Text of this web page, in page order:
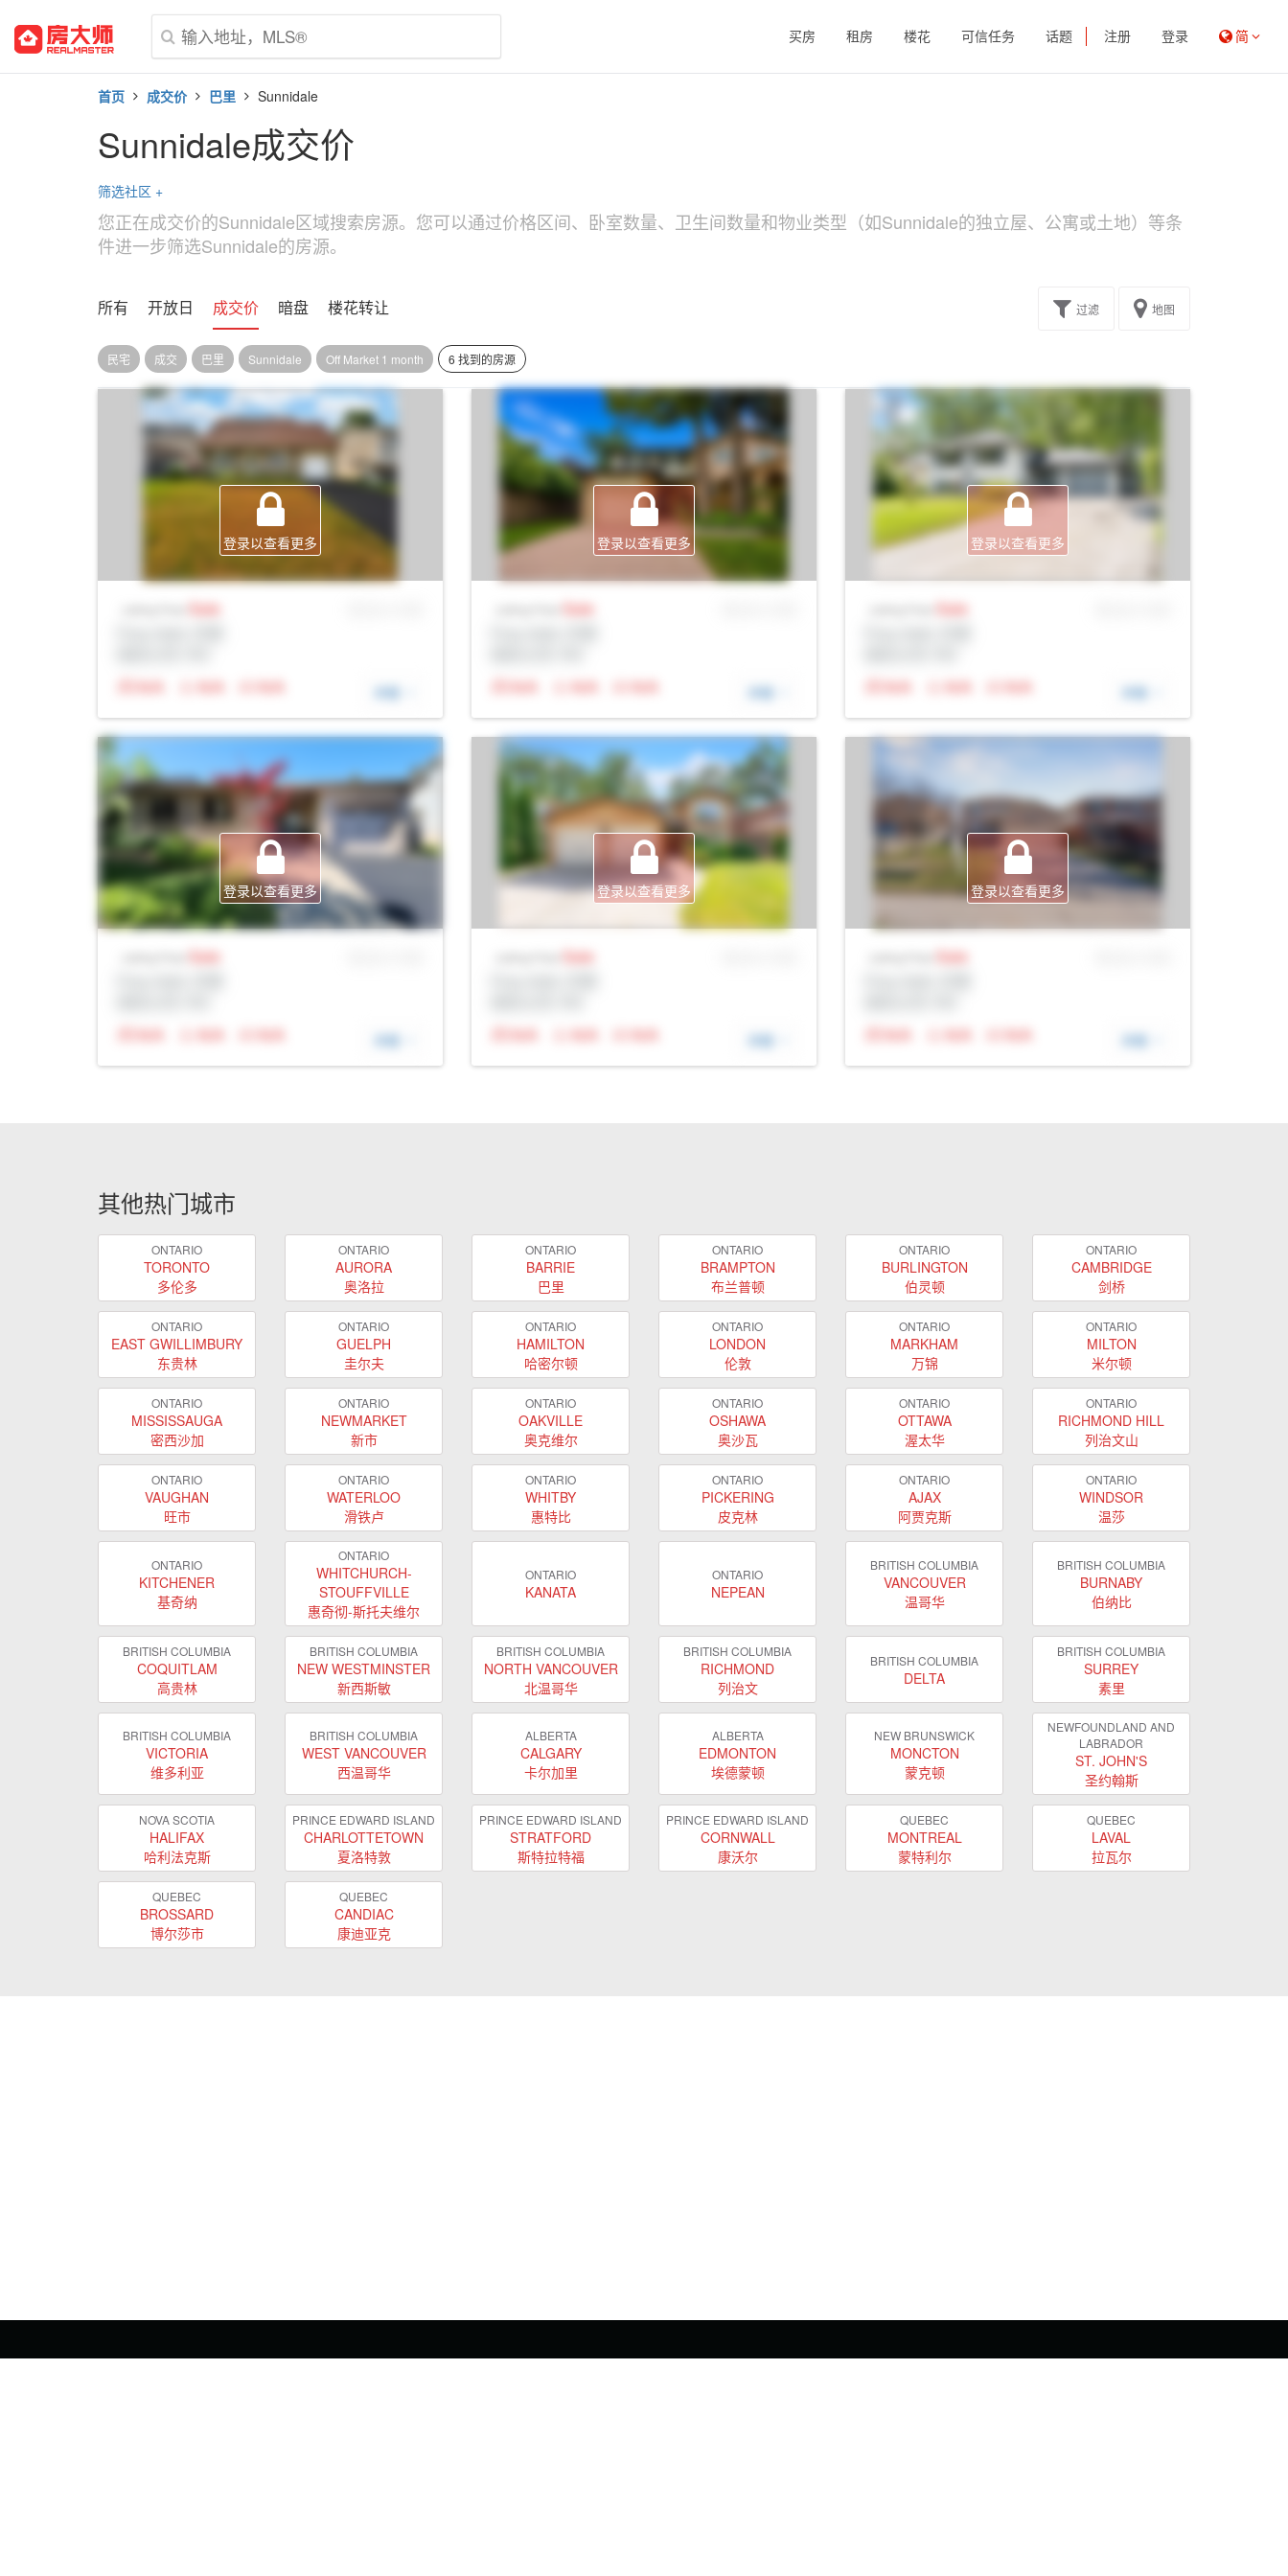
买房 租房 楼花 可信任务 话题 注册 登录 简
首页 成交价 巴里 Sunnidale
Sunnidale成交价
筛选社区 +
您正在成交价的Sunnidale区域搜索房源。您可以通过价格区间、卧室数量、卫生间数量和物业类型（如Sunnidale的独立屋、公寓或土地）等条
件进一步筛选Sunnidale的房源。
所有 开放日 成交价 暗盘 楼花转让 过滤 地图
民宅 成交 巴里 Sunnidale Off Market 1 month 6 找到的房源
登录以查看更多
Sale
N/A
N/A N/A 详细
登录以查看更多
Sale
N/A
N/A N/A 详细
登录以查看更多
Sale
N/A
N/A N/A 详细
登录以查看更多
Sale
N/A
N/A N/A 详细
登录以查看更多
Sale
N/A
N/A N/A 详细
登录以查看更多
Sale
N/A
N/A N/A 详细
其他热门城市
ONTARIO
TORONTO
多伦多
ONTARIO
AURORA
奥洛拉
ONTARIO
BARRIE
巴里
ONTARIO
BRAMPTON
布兰普顿
ONTARIO
BURLINGTON
伯灵顿
ONTARIO
CAMBRIDGE
剑桥
ONTARIO
EAST GWILLIMBURY
东贵林
ONTARIO
GUELPH
圭尔夫
ONTARIO
HAMILTON
哈密尔顿
ONTARIO
LONDON
伦敦
ONTARIO
MARKHAM
万锦
ONTARIO
MILTON
米尔顿
ONTARIO
MISSISSAUGA
密西沙加
ONTARIO
NEWMARKET
新市
ONTARIO
OAKVILLE
奥克维尔
ONTARIO
OSHAWA
奥沙瓦
ONTARIO
OTTAWA
渥太华
ONTARIO
RICHMOND HILL
列治文山
ONTARIO
VAUGHAN
旺市
ONTARIO
WATERLOO
滑铁卢
ONTARIO
WHITBY
惠特比
ONTARIO
PICKERING
皮克林
ONTARIO
AJAX
阿贾克斯
ONTARIO
WINDSOR
温莎
ONTARIO
KITCHENER
基奇纳
ONTARIO
WHITCHURCH-
STOUFFVILLE
惠奇彻-斯托夫维尔
ONTARIO
KANATA
ONTARIO
NEPEAN
BRITISH COLUMBIA
VANCOUVER
温哥华
BRITISH COLUMBIA
BURNABY
伯纳比
BRITISH COLUMBIA
COQUITLAM
高贵林
BRITISH COLUMBIA
NEW WESTMINSTER
新西斯敏
BRITISH COLUMBIA
NORTH VANCOUVER
北温哥华
BRITISH COLUMBIA
RICHMOND
列治文
BRITISH COLUMBIA
DELTA
BRITISH COLUMBIA
SURREY
素里
BRITISH COLUMBIA
VICTORIA
维多利亚
BRITISH COLUMBIA
WEST VANCOUVER
西温哥华
ALBERTA
CALGARY
卡尔加里
ALBERTA
EDMONTON
埃德蒙顿
NEW BRUNSWICK
MONCTON
蒙克顿
NEWFOUNDLAND AND
LABRADOR
ST. JOHN'S
圣约翰斯
NOVA SCOTIA
HALIFAX
哈利法克斯
PRINCE EDWARD ISLAND
CHARLOTTETOWN
夏洛特敦
PRINCE EDWARD ISLAND
STRATFORD
斯特拉特福
PRINCE EDWARD ISLAND
CORNWALL
康沃尔
QUEBEC
MONTREAL
蒙特利尔
QUEBEC
LAVAL
拉瓦尔
QUEBEC
BROSSARD
博尔莎市
QUEBEC
CANDIAC
康迪亚克